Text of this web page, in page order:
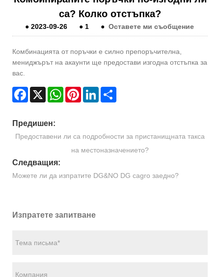
са? Колко отстъпка?
●2023-09-26 ●1 ● Оставете ми съобщение
Комбинацията от поръчки е силно препоръчителна,
мениджърът на акаунти ще предостави изгодна отстъпка за
вас.
Facebook
X WhatsAppPinterestLinkedIn
Предишен:
Предоставени ли са подробности за пристанищната такса
на местоназначението?
Следващия:
Можете ли да изпратите DG&NO DG cagro заедно?
Изпратете запитване